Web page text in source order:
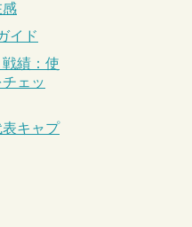
感
イド
績：使
ェッ
キャプ